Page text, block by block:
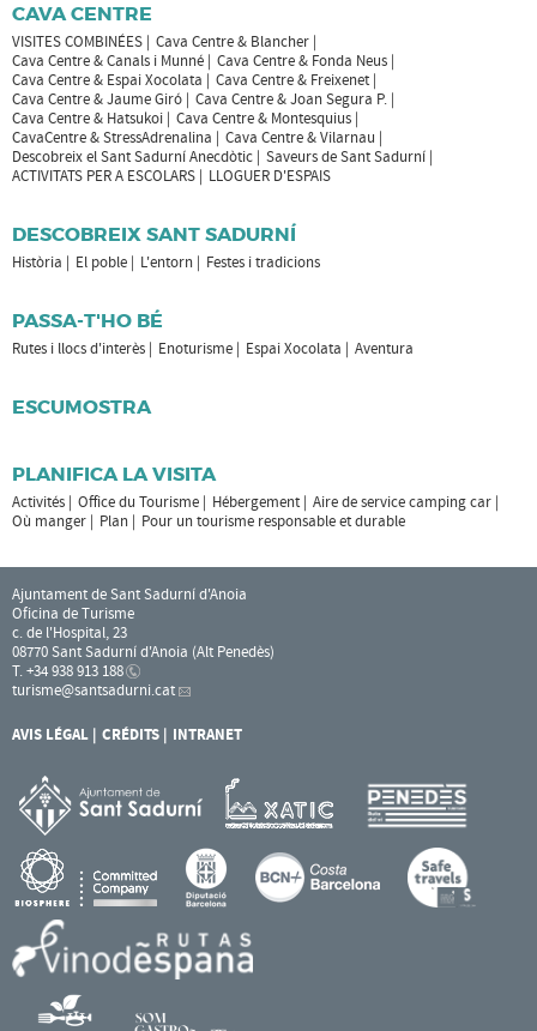
CAVA CENTRE
VISITES COMBINÉES
Cava Centre & Blancher
Cava Centre & Canals i Munné
Cava Centre & Fonda Neus
Cava Centre & Espai Xocolata
Cava Centre & Freixenet
Cava Centre & Jaume Giró
Cava Centre & Joan Segura P.
Cava Centre & Hatsukoi
Cava Centre & Montesquius
CavaCentre & StressAdrenalina
Cava Centre & Vilarnau
Descobreix el Sant Sadurní Anecdòtic
Saveurs de Sant Sadurní
ACTIVITATS PER A ESCOLARS
LLOGUER D'ESPAIS
DESCOBREIX SANT SADURNÍ
Història El poble L'entorn Festes i tradicions
PASSA-T'HO BÉ
Rutes i llocs d'interès Enoturisme Espai Xocolata Aventura
ESCUMOSTRA
PLANIFICA LA VISITA
Activités Office du Tourisme Hébergement
Aire de service camping car
Où manger
Plan Pour un tourisme responsable et durable
Ajuntament de Sant Sadurní d'Anoia
Oficina de Turisme
c. de l'Hospital, 23
08770 Sant Sadurní d'Anoia (Alt Penedès)
T. +34 938 913 188
turisme@santsadurni.cat
AVIS LÉGAL CRÉDITS INTRANET